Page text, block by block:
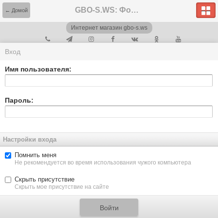
← Домой GBO-S.WS: Форум
Интернет магазин gbo-s.ws
Вход
Имя пользователя:
Пароль:
Настройки входа
Помнить меня
Не рекомендуется во время использования чужого компьютера
Скрыть присутствие
Скрыть мое присутствие на сайте